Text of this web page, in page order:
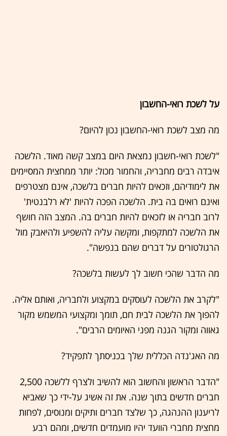
על לשכת רואי-החשבון
מה מצב לשכת רואי-החשבון נכון להיום?
"לשכת רואי-חשבון נמצאת היום במצב קשה מאוד. הלשכה
איבדה רבים מחבריה, והחמור מכול: יותר ממחצית המסיימים
את לימודיהם, וזכאים להיות חברים בלשכה, אינם מצטרפים
ואינם רואים בה בית. הלשכה הפכה להיות 'לא רלבנטית'
לרוב חבריה או לזכאים להיות חברים בה. המצב הזה חושף
את הלשכה למתקפות, ומקשה עליה להשפיע ולהיאבק מול
הרגולטורים על דברים שהם בנפשה".
מה הדבר שהכי חשוב לך לעשות בלשכה?
"לקרב את הלשכה לעוסקים במקצוע ולחבריה, ואותם אליה.
להפוך את הלשכה לבית חם, תומך ומקצועי המשמש מקור
גאווה ומקור הגנה מפני האיומים הרבים".
מה האג'נדה הכללית שלך בכניסתך לתפקיד?
"הדבר הראשון והחשוב הוא להשיב ולצרף ללשכה 2,500
חברים חדשים בתוך שנה. את זה אשיג על-ידי כך שאביא
לריענון ההנהגה, כך שלצד חברים ותיקים ומנוסים, לפחות
מחצית מחברי הוועד יהיו מועמדים חדשים, ומהם רבע